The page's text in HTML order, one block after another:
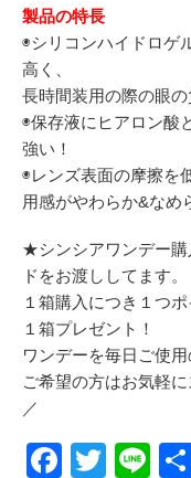
製品の特長
◉シリコンハイドロゲ
高く、
長時間装用の際の眼の
◉保存液にヒアロン酸
強い！
◉レンズ表面の摩擦を
用感がやわらか&なめ
★シンシアワンデー購
ドをお渡ししてます。
１箱購入につき１つ
１箱プレゼント！
ワンデーを毎日ご使
ご希望の方はお気軽
／
F
T
Li